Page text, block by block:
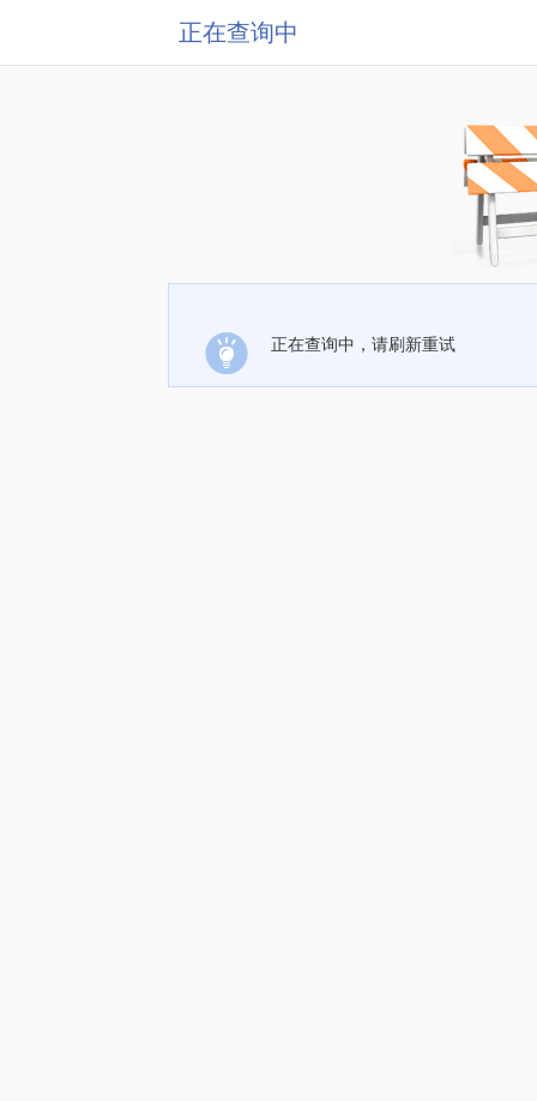
正在查询中
正在查询中，请刷新重试